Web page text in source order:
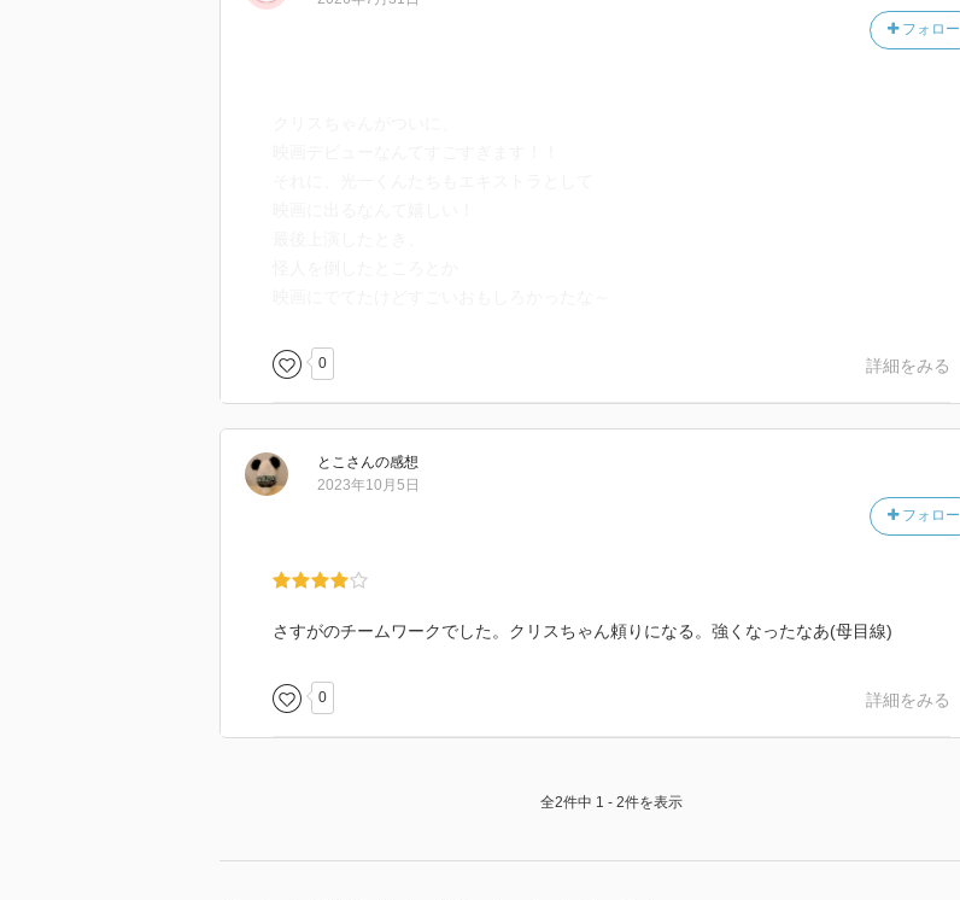
フォロー
0 詳細をみる
とこ さんの感想
フォロー
2023年10月5日
さすがのチームワークでした。クリスちゃん頼りになる。強くなったなあ(母目線)
0 詳細をみる
全2件中 1 - 2件を表示